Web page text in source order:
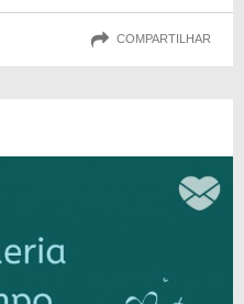
COMPARTILHAR